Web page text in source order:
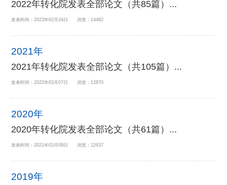
2022年转化院发表全部论文（共85篇）...
发表时间：2023年02月24日 浏览：14482
2021年
2021年转化院发表全部论文（共105篇）...
发表时间：2022年03月07日 浏览：12870
2020年
2020年转化院发表全部论文（共61篇）...
发表时间：2021年03月09日 浏览：12637
2019年